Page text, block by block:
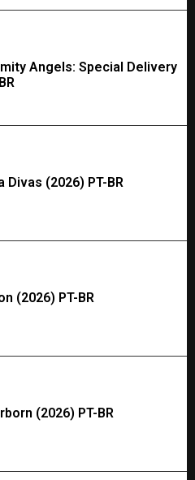
Angels: Special Delivery
Divas (2026) PT-BR
(2026) PT-BR
(2026) PT-BR